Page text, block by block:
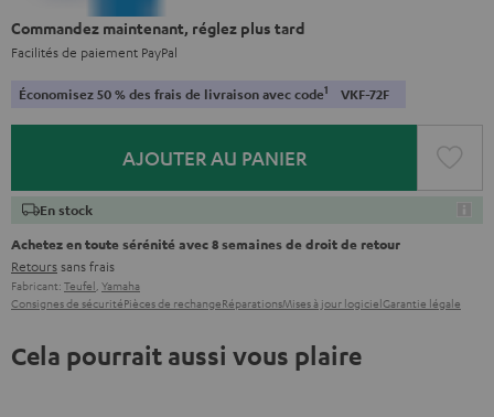
Commandez maintenant, réglez plus tard
Facilités de paiement PayPal
Économisez 50 % des frais de livraison avec code1 VKF-72F
AJOUTER AU PANIER
En stock
Achetez en toute sérénité avec 8 semaines de droit de retour
Retourssans frais
Fabricant: Teufel Yamaha
Consignes de sécuritéPièces de rechangeRéparationsMises à jour logicielGarantie légale
Cela pourrait aussi vous plaire